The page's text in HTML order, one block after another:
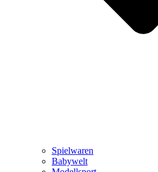
Spielwaren
Babywelt